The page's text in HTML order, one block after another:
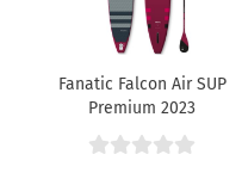
Fanatic Falcon Air SUP
Premium 2023